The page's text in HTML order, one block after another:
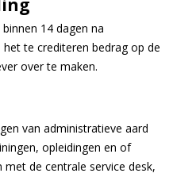
14 dagen na
te crediteren bedrag op de
over te maken.
van administratieve aard
opleidingen en of
de centrale service desk,